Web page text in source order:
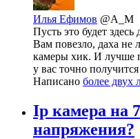
Илья Ефимов @A_M
Пусть это будет здесь
Вам повезло, даха не
камеры хик. И лучше
у вас точно
Написано более двух
Ip камера на
напряжения?